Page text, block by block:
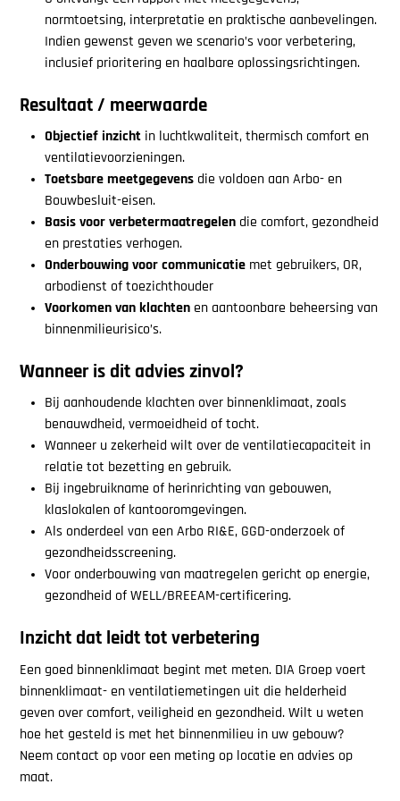
normtoetsing, interpretatie en praktische aanbevelingen.
Indien gewenst geven we scenario’s voor verbetering,
inclusief prioritering en haalbare oplossingsrichtingen.
Resultaat / meerwaarde
Objectief inzichtin luchtkwaliteit, thermisch comfort en
ventilatievoorzieningen.
Toetsbare meetgegevensdie voldoen aan Arbo- en
Bouwbesluit-eisen.
Basis voor verbetermaatregelendie comfort, gezondheid
en prestaties verhogen.
Onderbouwing voor communicatiemet gebruikers, OR,
arbodienst of toezichthouder
Voorkomen van klachtenen aantoonbare beheersing van
binnenmilieurisico’s.
Wanneer is dit advies zinvol?
Bij aanhoudende klachten over binnenklimaat, zoals
benauwdheid, vermoeidheid of tocht.
Wanneer u zekerheid wilt over de ventilatiecapaciteit in
relatie tot bezetting en gebruik.
Bij ingebruikname of herinrichting van gebouwen,
klaslokalen of kantooromgevingen.
Als onderdeel van een Arbo RI&E, GGD-onderzoek of
gezondheidsscreening.
Voor onderbouwing van maatregelen gericht op energie,
gezondheid of WELL/BREEAM-certificering.
Inzicht dat leidt tot verbetering
Een goed binnenklimaat begint met meten. DIA Groep voert
binnenklimaat- en ventilatiemetingen uit die helderheid
geven over comfort, veiligheid en gezondheid. Wilt u weten
hoe het gesteld is met het binnenmilieu in uw gebouw?
Neem contact op voor een meting op locatie en advies op
maat.